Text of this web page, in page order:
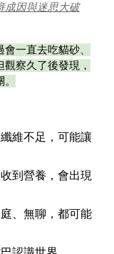
成因與迷思大破
一直去吃貓砂、
察久了後發現，
維不足，可能讓
到營養，會出現
、無聊，都可能